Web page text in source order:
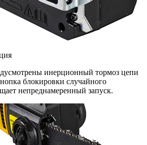
инерционный тормоз цепи
блокировки случайного
непреднамеренный запуск.